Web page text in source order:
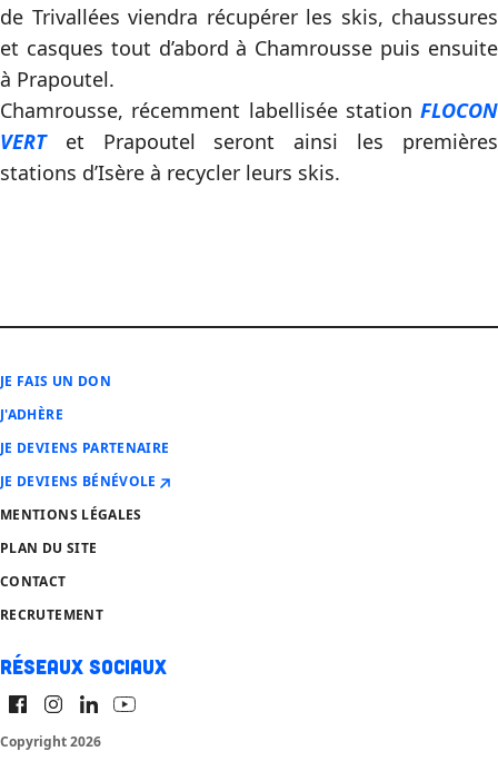
de Trivallées viendra récupérer les skis, chaussures
et casques tout d’abord à Chamrousse puis ensuite
à Prapoutel.
Chamrousse, récemment labellisée station FLOCON
VERTet Prapoutel seront ainsi les premières
stations d’Isère à recycler leurs skis.
JE FAIS UN DON
J'ADHÈRE
JE DEVIENS PARTENAIRE
JE DEVIENS BÉNÉVOLE
MENTIONS LÉGALES
PLAN DU SITE
CONTACT
RECRUTEMENT
Réseaux sociaux
Copyright 2026